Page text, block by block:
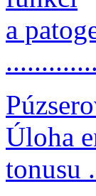
a
Úloha
tonusu